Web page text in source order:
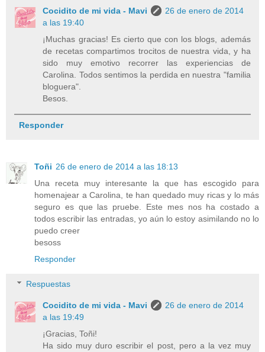
Cocidito de mi vida - Mavi
26 de enero de 2014
a las 19:40
¡Muchas gracias! Es cierto que con los blogs, además
de recetas compartimos trocitos de nuestra vida, y ha
sido muy emotivo recorrer las experiencias de
Carolina. Todos sentimos la perdida en nuestra "familia
bloguera".
Besos.
Responder
Toñi 26 de enero de 2014 a las 18:13
Una receta muy interesante la que has escogido para
homenajear a Carolina, te han quedado muy ricas y lo más
seguro es que las pruebe. Este mes nos ha costado a
todos escribir las entradas, yo aún lo estoy asimilando no lo
puedo creer
besoss
Responder
Respuestas
Cocidito de mi vida - Mavi
26 de enero de 2014
a las 19:49
¡Gracias, Toñi!
Ha sido muy duro escribir el post, pero a la vez muy